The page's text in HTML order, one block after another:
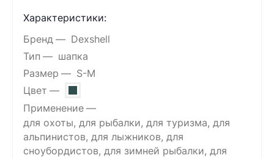
Характеристики:
Бренд
Dexshell
Тип
шапка
Размер
S-M
Цвет
Применение
для охоты, для рыбалки, для туризма, для
альпинистов, для лыжников, для
сноубордистов, для зимней рыбалки, для